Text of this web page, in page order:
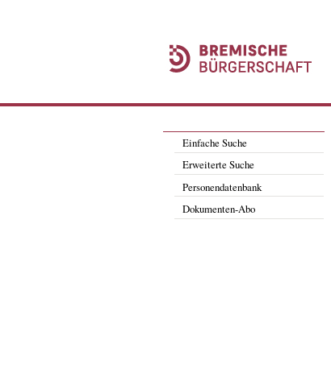
Einfache Suche
Erweiterte Suche
Personendatenbank
Dokumenten-Abo